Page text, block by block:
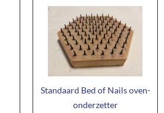
Standaard Bed of Nails oven-
onderzetter